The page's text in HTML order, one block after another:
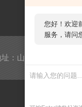
您好，看您
了需求产品
：山东省临沂市兰山